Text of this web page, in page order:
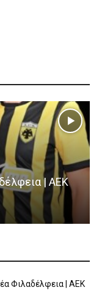
| AEK
Φιλαδέλφεια | AEK